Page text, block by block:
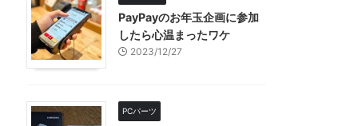
PayPayのお年玉企画に参加
したら心温まったワケ
2023/12/27
PCパーツ